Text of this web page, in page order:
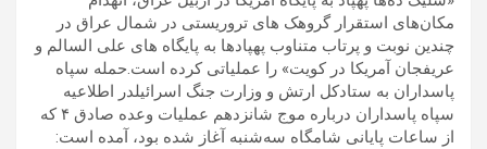
مکان‌های استقرار گروهک های تروریستی در شمال عراق در
چندین نوبت و پرتاب متناوب پهپادها به پایگاه های علی السالم و
عریفجان آمریکا در کویت» را عملیاتی کرده است.حمله سپاه
پاسداران به ستادکل ارتش و وزارت جنگ اسرائیلدر اطلاعیه
سپاه پاسداران درباره موج شانزدهم عملیات وعده صادق ۴ که
از ساعات پایانی شامگاه سه‌شنبه آغاز شده بود، آمده است: